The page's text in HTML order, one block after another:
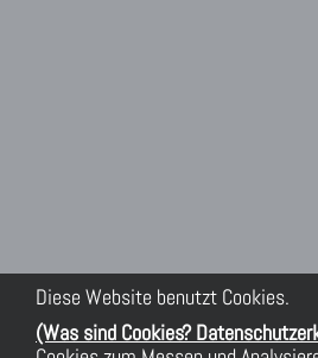
Diese Website benutzt Cookies.
(Was sind Cookies?